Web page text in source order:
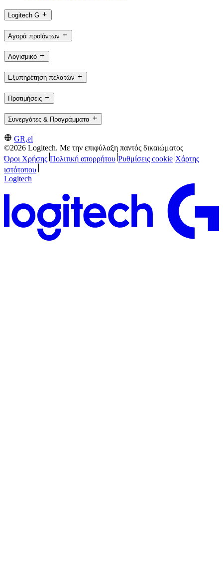
Logitech G
Αγορά προϊόντων
Λογισμικό
Εξυπηρέτηση πελατών
Προτιμήσεις
Συνεργάτες & Προγράμματα
GR,el
©2026 Logitech. Με την επιφύλαξη παντός δικαιώματος
Όροι Χρήσης Πολιτική απορρήτου Ρυθμίσεις cookie Χάρτης
ιστότοπου
Logitech